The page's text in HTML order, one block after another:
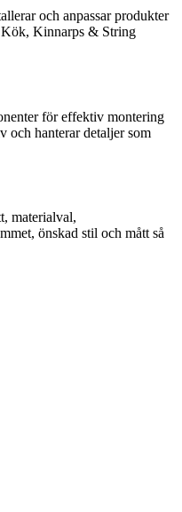
och anpassar produkter
Kinnarps & String
för effektiv montering
och hanterar detaljer som
materialval,
önskad stil och mått så